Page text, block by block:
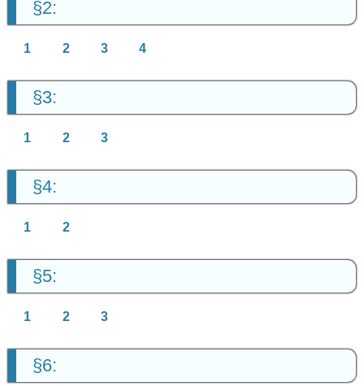
§2:
1 2 3 4
§3:
1 2 3
§4:
1 2
§5:
1 2 3
§6: